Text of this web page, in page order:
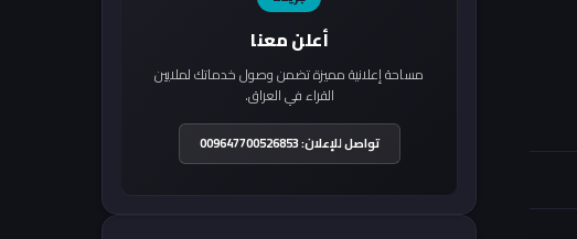
أعلن معنا
مساحة إعلانية مميزة تضمن وصول خدماتك لملايين
القراء في العراق.
تواصل للإعلان: 009647700526853